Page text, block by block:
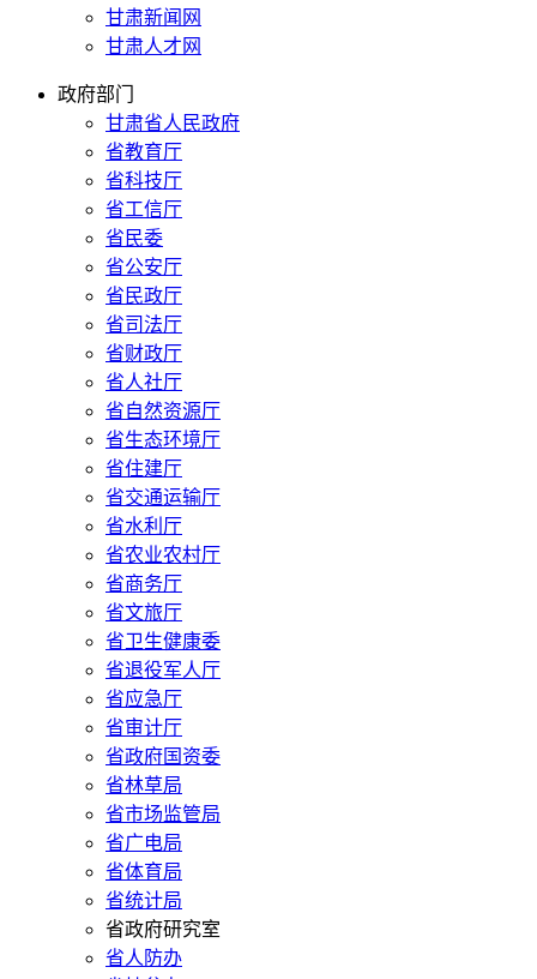
甘肃新闻网
甘肃人才网
政府部门
甘肃省人民政府
省教育厅
省科技厅
省工信厅
省民委
省公安厅
省民政厅
省司法厅
省财政厅
省人社厅
省自然资源厅
省生态环境厅
省住建厅
省交通运输厅
省水利厅
省农业农村厅
省商务厅
省文旅厅
省卫生健康委
省退役军人厅
省应急厅
省审计厅
省政府国资委
省林草局
省市场监管局
省广电局
省体育局
省统计局
省政府研究室
省人防办